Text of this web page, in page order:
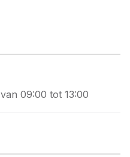
09:00 tot 13:00